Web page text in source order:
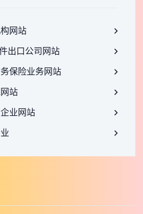
网站
出口公司网站
保险业务网站
站
业网站